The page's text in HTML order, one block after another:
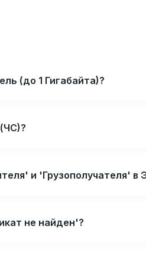
(до 1 Гигабайта)?
и 'Грузополучателя' в
не найден'?